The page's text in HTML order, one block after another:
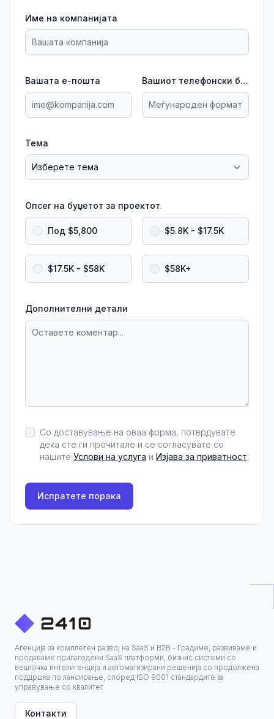
Име на компанијата
Вашата е-пошта Вашиот телефонски број
Тема
Опсег на буџетот за проектот
Под $5,800 $5.8K - $17.5K
$17.5K - $58K $58K+
Дополнителни детали
Со доставување на оваа форма, потврдувате
дека сте ги прочитале и се согласувате со
нашите Услови на услуга и Изјава за приватност.
Испратете порака
Агенција за комплетен развој на SaaS и B2B - Градиме, развиваме и
продаваме прилагодени SaaS платформи, бизнис системи со
вештачка интелигенција и автоматизирани решенија со продолжена
поддршка по лансирање, според ISO 9001 стандардите за
управување со квалитет.
Контакти